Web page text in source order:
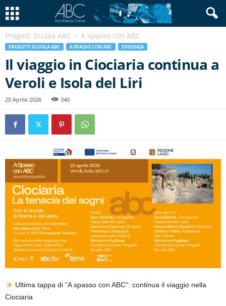
Progetti Scuola ABC A spasso con ABC
PROGETTI SCUOLA ABC A SPASSO CON ABC EVIDENZA
Il viaggio in Ciociaria continua a
Veroli e Isola del Liri
20 Aprile 2026 340
Ultima tappa di “A spasso con ABC”: continua il viaggio nella
Ciociaria